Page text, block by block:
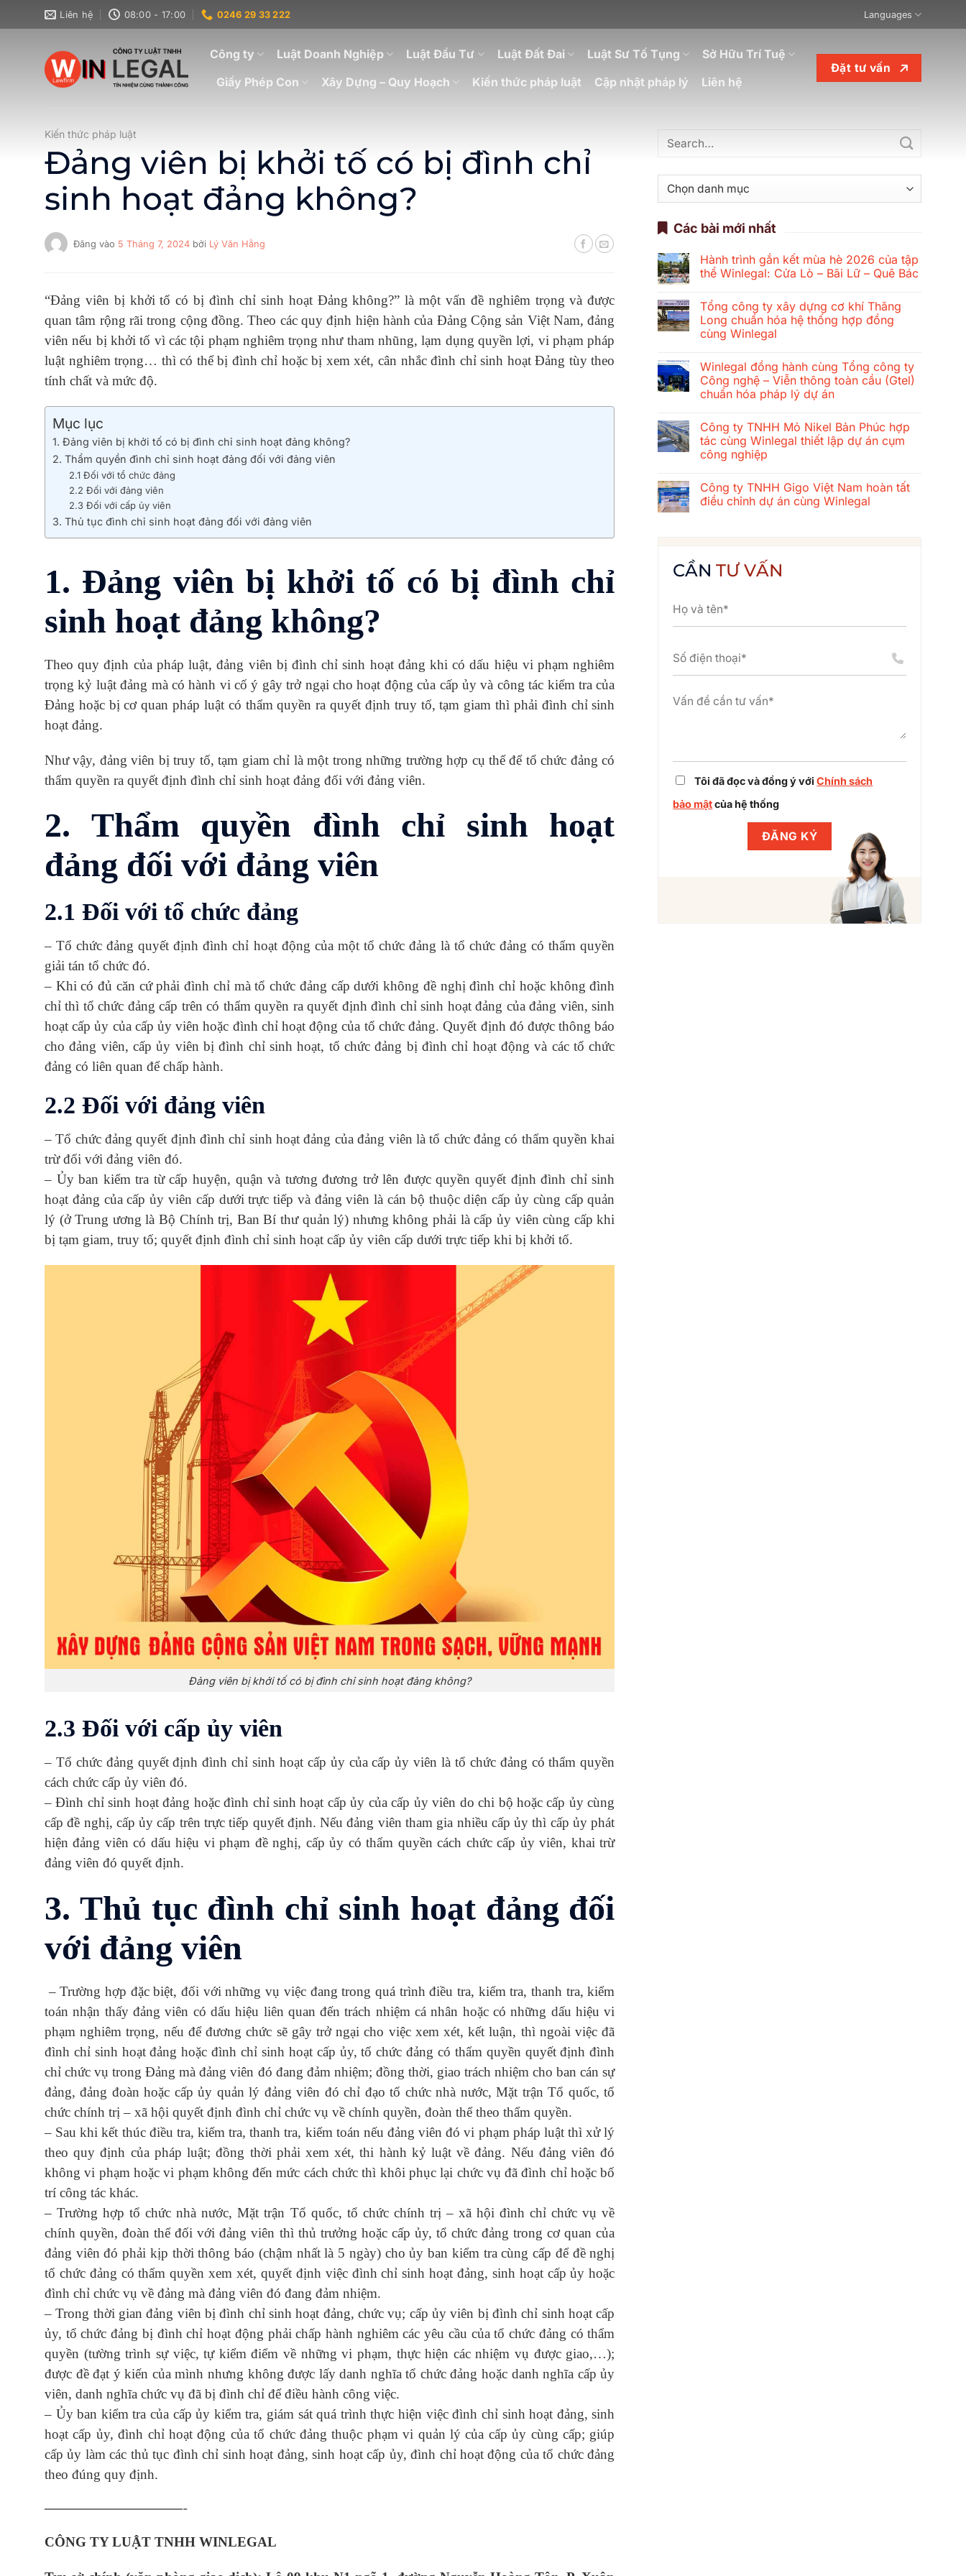
qua
Liên hệ 08:00 - 17:00 0246 29 33 222 Languages
Công ty Luật Doanh Nghiệp Luật Đầu Tư Luật Đất Đai Luật Sư Tố Tụng
Sở Hữu Trí Tuệ
Giấy Phép Con
Xây Dựng – Quy Hoạch Kiến thức pháp luật Cập nhật pháp lý Liên hệ
Đặt tư vấn
Kiến thức pháp luật
Đảng viên bị khởi tố có bị đình chỉ
sinh hoạt đảng không?
Đăng vào 5 Tháng 7, 2024 bởi Lý Văn Hằng
“Đảng viên bị khởi tố có bị đình chỉ sinh hoạt Đảng không?” là một vấn đề nghiêm trọng và được
quan tâm rộng rãi trong cộng đồng. Theo các quy định hiện hành của Đảng Cộng sản Việt Nam, đảng
viên nếu bị khởi tố vì các tội phạm nghiêm trọng như tham nhũng, lạm dụng quyền lợi, vi phạm pháp
luật nghiêm trọng… thì có thể bị đình chỉ hoặc bị xem xét, cân nhắc đình chỉ sinh hoạt Đảng tùy theo
tính chất và mức độ.
Mục lục
1. Đảng viên bị khởi tố có bị đình chỉ sinh hoạt đảng không?
2. Thẩm quyền đình chỉ sinh hoạt đảng đối với đảng viên
2.1 Đối với tổ chức đảng
2.2 Đối với đảng viên
2.3 Đối với cấp ủy viên
3. Thủ tục đình chỉ sinh hoạt đảng đối với đảng viên
1. Đảng viên bị khởi tố có bị đình chỉ
sinh hoạt đảng không?
Theo quy định của pháp luật, đảng viên bị đình chỉ sinh hoạt đảng khi có dấu hiệu vi phạm nghiêm
trọng kỷ luật đảng mà có hành vi cố ý gây trở ngại cho hoạt động của cấp ủy và công tác kiểm tra của
Đảng hoặc bị cơ quan pháp luật có thẩm quyền ra quyết định truy tố, tạm giam thì phải đình chỉ sinh
hoạt đảng.
Như vậy, đảng viên bị truy tố, tạm giam chỉ là một trong những trường hợp cụ thể để tổ chức đảng có
thẩm quyền ra quyết định đình chỉ sinh hoạt đảng đối với đảng viên.
2. Thẩm quyền đình chỉ sinh hoạt
đảng đối với đảng viên
2.1 Đối với tổ chức đảng
– Tổ chức đảng quyết định đình chỉ hoạt động của một tổ chức đảng là tổ chức đảng có thẩm quyền
giải tán tổ chức đó.
– Khi có đủ căn cứ phải đình chỉ mà tổ chức đảng cấp dưới không đề nghị đình chỉ hoặc không đình
chỉ thì tổ chức đảng cấp trên có thẩm quyền ra quyết định đình chỉ sinh hoạt đảng của đảng viên, sinh
hoạt cấp ủy của cấp ủy viên hoặc đình chỉ hoạt động của tổ chức đảng. Quyết định đó được thông báo
cho đảng viên, cấp ủy viên bị đình chỉ sinh hoạt, tổ chức đảng bị đình chỉ hoạt động và các tổ chức
đảng có liên quan để chấp hành.
2.2 Đối với đảng viên
– Tổ chức đảng quyết định đình chỉ sinh hoạt đảng của đảng viên là tổ chức đảng có thẩm quyền khai
trừ đối với đảng viên đó.
– Ủy ban kiểm tra từ cấp huyện, quận và tương đương trở lên được quyền quyết định đình chỉ sinh
hoạt đảng của cấp ủy viên cấp dưới trực tiếp và đảng viên là cán bộ thuộc diện cấp ủy cùng cấp quản
lý (ở Trung ương là Bộ Chính trị, Ban Bí thư quản lý) nhưng không phải là cấp ủy viên cùng cấp khi
bị tạm giam, truy tố; quyết định đình chỉ sinh hoạt cấp ủy viên cấp dưới trực tiếp khi bị khởi tố.
Đảng viên bị khởi tố có bị đình chỉ sinh hoạt đảng không?
2.3 Đối với cấp ủy viên
– Tổ chức đảng quyết định đình chỉ sinh hoạt cấp ủy của cấp ủy viên là tổ chức đảng có thẩm quyền
cách chức cấp ủy viên đó.
– Đình chỉ sinh hoạt đảng hoặc đình chỉ sinh hoạt cấp ủy của cấp ủy viên do chi bộ hoặc cấp ủy cùng
cấp đề nghị, cấp ủy cấp trên trực tiếp quyết định. Nếu đảng viên tham gia nhiều cấp ủy thì cấp ủy phát
hiện đảng viên có dấu hiệu vi phạm đề nghị, cấp ủy có thẩm quyền cách chức cấp ủy viên, khai trừ
đảng viên đó quyết định.
3. Thủ tục đình chỉ sinh hoạt đảng đối
với đảng viên
– Trường hợp đặc biệt, đối với những vụ việc đang trong quá trình điều tra, kiểm tra, thanh tra, kiểm
toán nhận thấy đảng viên có dấu hiệu liên quan đến trách nhiệm cá nhân hoặc có những dấu hiệu vi
phạm nghiêm trọng, nếu để đương chức sẽ gây trở ngại cho việc xem xét, kết luận, thì ngoài việc đã
đình chỉ sinh hoạt đảng hoặc đình chỉ sinh hoạt cấp ủy, tổ chức đảng có thẩm quyền quyết định đình
chỉ chức vụ trong Đảng mà đảng viên đó đang đảm nhiệm; đồng thời, giao trách nhiệm cho ban cán sự
đảng, đảng đoàn hoặc cấp ủy quản lý đảng viên đó chỉ đạo tổ chức nhà nước, Mặt trận Tổ quốc, tổ
chức chính trị – xã hội quyết định đình chỉ chức vụ về chính quyền, đoàn thể theo thẩm quyền.
– Sau khi kết thúc điều tra, kiểm tra, thanh tra, kiểm toán nếu đảng viên đó vi phạm pháp luật thì xử lý
theo quy định của pháp luật; đồng thời phải xem xét, thi hành kỷ luật về đảng. Nếu đảng viên đó
không vi phạm hoặc vi phạm không đến mức cách chức thì khôi phục lại chức vụ đã đình chỉ hoặc bố
trí công tác khác.
– Trường hợp tổ chức nhà nước, Mặt trận Tổ quốc, tổ chức chính trị – xã hội đình chỉ chức vụ về
chính quyền, đoàn thể đối với đảng viên thì thủ trưởng hoặc cấp ủy, tổ chức đảng trong cơ quan của
đảng viên đó phải kịp thời thông báo (chậm nhất là 5 ngày) cho ủy ban kiểm tra cùng cấp để đề nghị
tổ chức đảng có thẩm quyền xem xét, quyết định việc đình chỉ sinh hoạt đảng, sinh hoạt cấp ủy hoặc
đình chỉ chức vụ về đảng mà đảng viên đó đang đảm nhiệm.
– Trong thời gian đảng viên bị đình chỉ sinh hoạt đảng, chức vụ; cấp ủy viên bị đình chỉ sinh hoạt cấp
ủy, tổ chức đảng bị đình chỉ hoạt động phải chấp hành nghiêm các yêu cầu của tổ chức đảng có thẩm
quyền (tường trình sự việc, tự kiểm điểm về những vi phạm, thực hiện các nhiệm vụ được giao,…);
được đề đạt ý kiến của mình nhưng không được lấy danh nghĩa tổ chức đảng hoặc danh nghĩa cấp ủy
viên, danh nghĩa chức vụ đã bị đình chỉ để điều hành công việc.
– Ủy ban kiểm tra của cấp ủy kiểm tra, giám sát quá trình thực hiện việc đình chỉ sinh hoạt đảng, sinh
hoạt cấp ủy, đình chỉ hoạt động của tổ chức đảng thuộc phạm vi quản lý của cấp ủy cùng cấp; giúp
cấp ủy làm các thủ tục đình chỉ sinh hoạt đảng, sinh hoạt cấp ủy, đình chỉ hoạt động của tổ chức đảng
theo đúng quy định.
————————————-
CÔNG TY LUẬT TNHH WINLEGAL
Danh
mục
Các bài mới nhất
Hành trình gắn kết mùa hè 2026 của tập
thể Winlegal: Cửa Lò – Bãi Lữ – Quê Bác
bình
luận
ở
Hành
kết
mùa
hè
2026
của
Winlegal:
Cửa
Lò
–
–
Quê
Bác
Tổng công ty xây dựng cơ khí Thăng
Long chuẩn hóa hệ thống hợp đồng
cùng Winlegal
bình
luận
ở
Tổng
xây
dựng
cơ
khí
Thăng
hóa
hệ
thống
Winlegal đồng hành cùng Tổng công ty
Công nghệ – Viễn thông toàn cầu (Gtel)
chuẩn hóa pháp lý dự án
bình
luận
ở
Winlegal
cùng
Tổng
công
toàn
cầu
hóa
pháp
Công ty TNHH Mỏ Nikel Bản Phúc hợp
tác cùng Winlegal thiết lập dự án cụm
công nghiệp
bình
luận
ở
Bản
Phúc
Winlegal
lập
cụm
công
nghiệp
Công ty TNHH Gigo Việt Nam hoàn tất
điều chỉnh dự án cùng Winlegal
Công
ty
Nam
tất
dự
án
cùng
CẦNTƯ VẤN
Tôi đã đọc và đồng ý vớiChính sách
bảo mậtcủa hệ thống